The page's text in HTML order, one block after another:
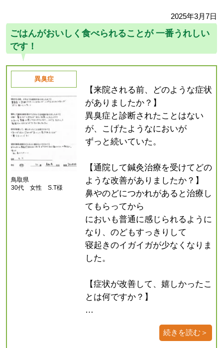
2025年3月7日
ごはんがおいしく食べられることが 一番うれしい
です！
異臭症
鳥取県
30代 女性 S.T様
【来院される前、どのような症状
がありましたか？】
異臭症と診断されたことはない
が、こげたようなにおいが
ずっと続いていた。
【通院して鍼灸治療を受けてどの
ような改善がありましたか？】
鼻やのどにつかれがあると治療し
てもらってから
においも普通に感じられるように
なり、のどもすっきりして
寝起きのイガイガが少なくなりま
した。
【症状が改善して、嬉しかったこ
とは何ですか？】
…
続きを読む＞